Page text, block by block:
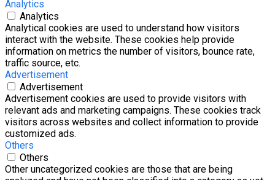
Analytics
Analytics
Analytical cookies are used to understand how visitors
interact with the website. These cookies help provide
information on metrics the number of visitors, bounce rate,
traffic source, etc.
Advertisement
Advertisement
Advertisement cookies are used to provide visitors with
relevant ads and marketing campaigns. These cookies track
visitors across websites and collect information to provide
customized ads.
Others
Others
Other uncategorized cookies are those that are being